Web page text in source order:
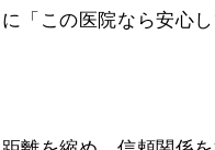
「この医院なら安心